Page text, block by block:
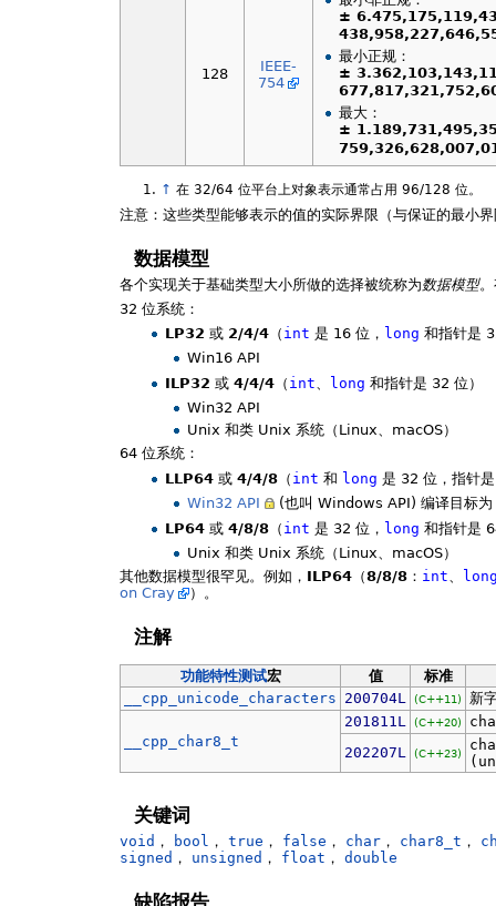
128
IEEE-
754
±
最小正规：
±
最大：
±
↑ 在 32/64 位平台上对象表示通常占用 96/128 位。
注意：这些类型能够表示的值的实际界限（与保证的最小
数据模型
各个实现关于基础类型大小所做的选择被统称为数据模型
32 位系统：
LP32 或 2/4/4（ int 是 16 位， long 和指针是
Win16 API
ILP32 或 4/4/4（ int long 和指针是 32 位）
Win32 API
Unix 和类 Unix 系统（Linux、macOS）
64 位系统：
LLP64或 4/4/8（ int 和 long 是 32 位，指针
Win32 API
(也叫 Windows API) 编译目标
LP64或 4/8/8（ int 是 32 位， long 和指针是
Unix 和类 Unix 系统（Linux、macOS）
其他数据模型很罕见。例如， ILP64 （8/8/8 ： int、
on Cray
）。
注解
功能特性测试宏 值
标准
__cpp_unicode_characters 200704L (C++11) 新
__cpp_char8_t
201811L (C++20)
202207L
(C++23)
关键词
void ， bool ， true ， false ， char ， char8_t ，
signed ， unsigned ， float ， double